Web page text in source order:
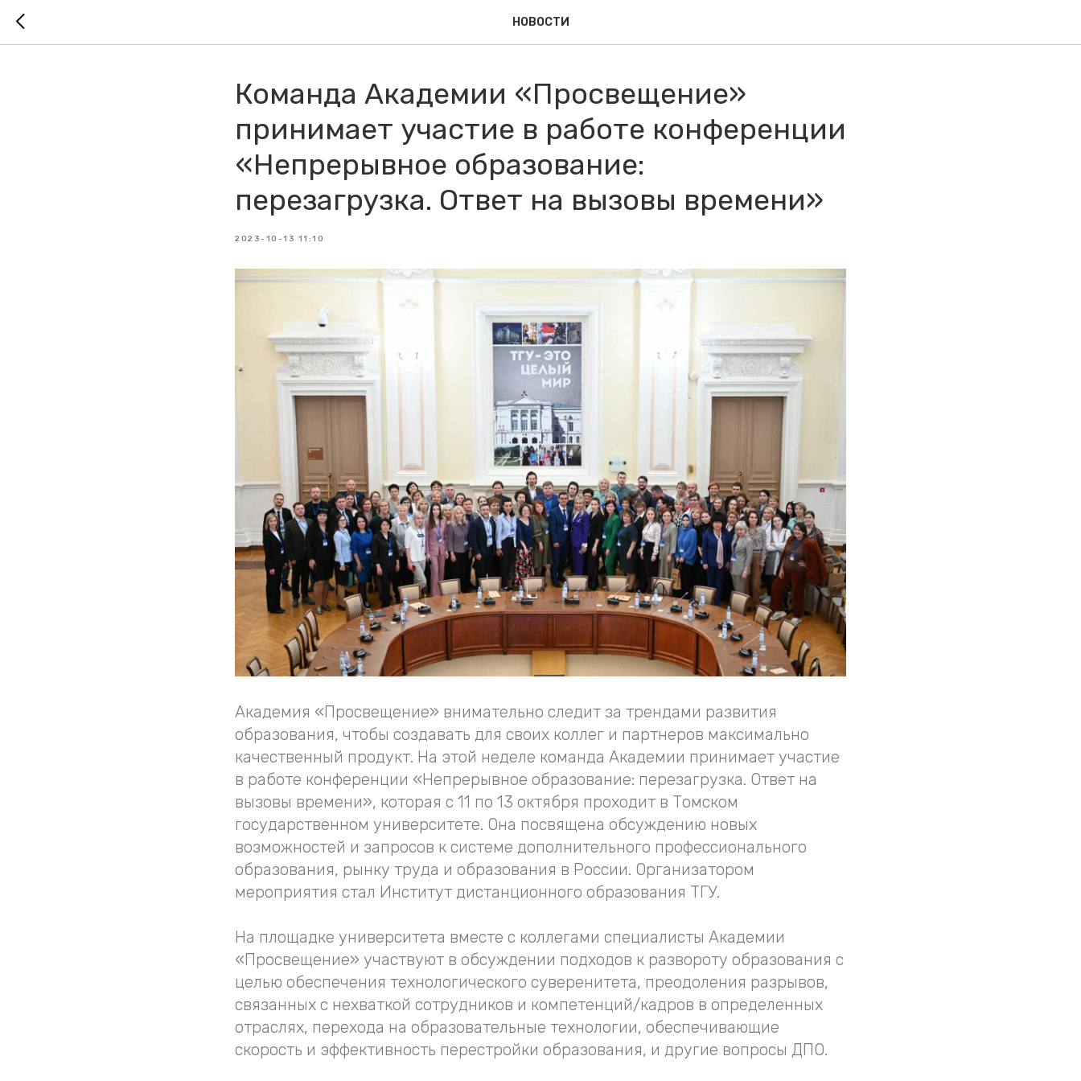
НОВОСТИ
Команда Академии «Просвещение»
принимает участие в работе конференции
«Непрерывное образование:
перезагрузка. Ответ на вызовы времени»
2023-10-13 11:10
Академия «Просвещение» внимательно следит за трендами развития
образования, чтобы создавать для своих коллег и партнеров максимально
качественный продукт. На этой неделе команда Академии принимает участие
в работе конференции «Непрерывное образование: перезагрузка. Ответ на
вызовы времени», которая с 11 по 13 октября проходит в Томском
государственном университете. Она посвящена обсуждению новых
возможностей и запросов к системе дополнительного профессионального
образования, рынку труда и образования в России. Организатором
мероприятия стал Институт дистанционного образования ТГУ.
На площадке университета вместе с коллегами специалисты Академии
«Просвещение» участвуют в обсуждении подходов к развороту образования с
целью обеспечения технологического суверенитета, преодоления разрывов,
связанных с нехваткой сотрудников и компетенций/кадров в определенных
отраслях, перехода на образовательные технологии, обеспечивающие
скорость и эффективность перестройки образования, и другие вопросы ДПО.